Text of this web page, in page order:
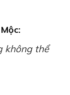
không thể